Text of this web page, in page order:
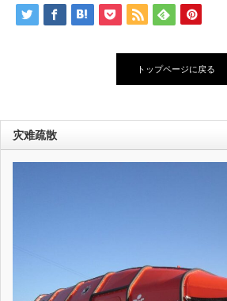
トップページに戻る
灾难疏散